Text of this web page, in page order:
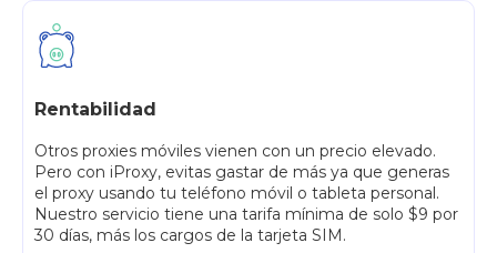
Rentabilidad
Otros proxies móviles vienen con un precio elevado.
Pero con iProxy, evitas gastar de más ya que generas
el proxy usando tu teléfono móvil o tableta personal.
Nuestro servicio tiene una tarifa mínima de solo $9 por
30 días, más los cargos de la tarjeta SIM.